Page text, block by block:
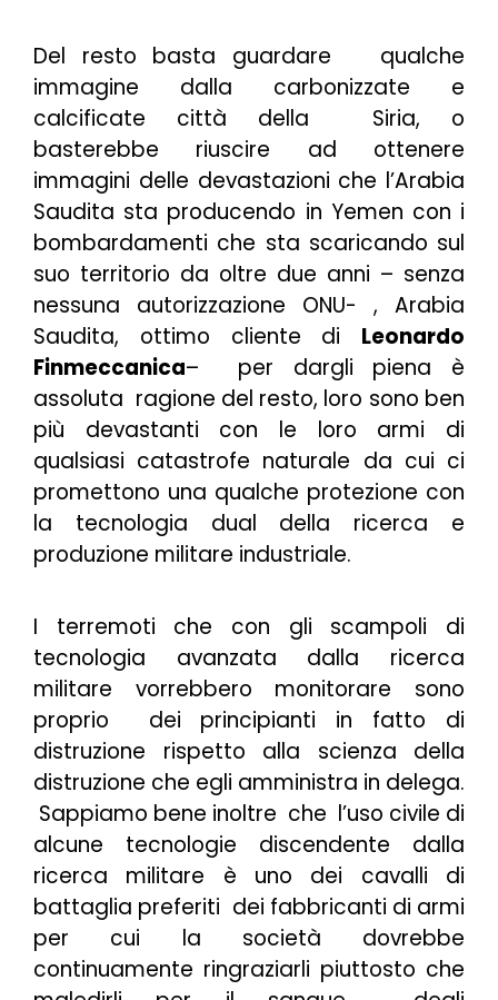
Del resto basta guardare qualche
immagine dalla carbonizzate e
calcificate città della Siria, o
basterebbe riuscire ad ottenere
immagini delle devastazioni che l’Arabia
Saudita sta producendo in Yemen con i
bombardamenti che sta scaricando sul
suo territorio da oltre due anni – senza
nessuna autorizzazione ONU- , Arabia
Saudita, ottimo cliente di Leonardo
Finmeccanica– per dargli piena è
assoluta ragione del resto, loro sono ben
più devastanti con le loro armi di
qualsiasi catastrofe naturale da cui ci
promettono una qualche protezione con
la tecnologia dual della ricerca e
produzione militare industriale.
I terremoti che con gli scampoli di
tecnologia avanzata dalla ricerca
militare vorrebbero monitorare sono
proprio dei principianti in fatto di
distruzione rispetto alla scienza della
distruzione che egli amministra in delega.
Sappiamo bene inoltre che l’uso civile di
alcune tecnologie discendente dalla
ricerca militare è uno dei cavalli di
battaglia preferiti dei fabbricanti di armi
per cui la società dovrebbe
continuamente ringraziarli piuttosto che